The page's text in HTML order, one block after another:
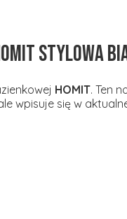
stylowa
HOMIT. Ten
wpisuje się w